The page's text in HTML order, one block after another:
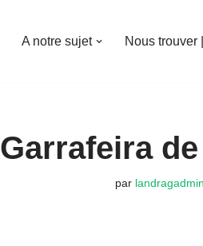
A notre sujet Nous trouver
Garrafeira
par landragadmin